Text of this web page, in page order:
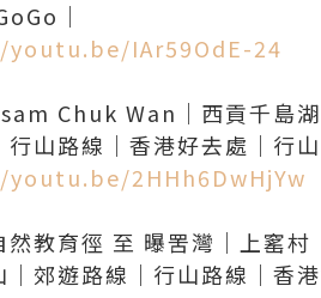
IAr59OdE-24
Chuk Wan｜西貢千島
2HHh6DwHjYw
然教育徑 至 曝罟灣｜上窰
郊遊路線｜行山路線｜香